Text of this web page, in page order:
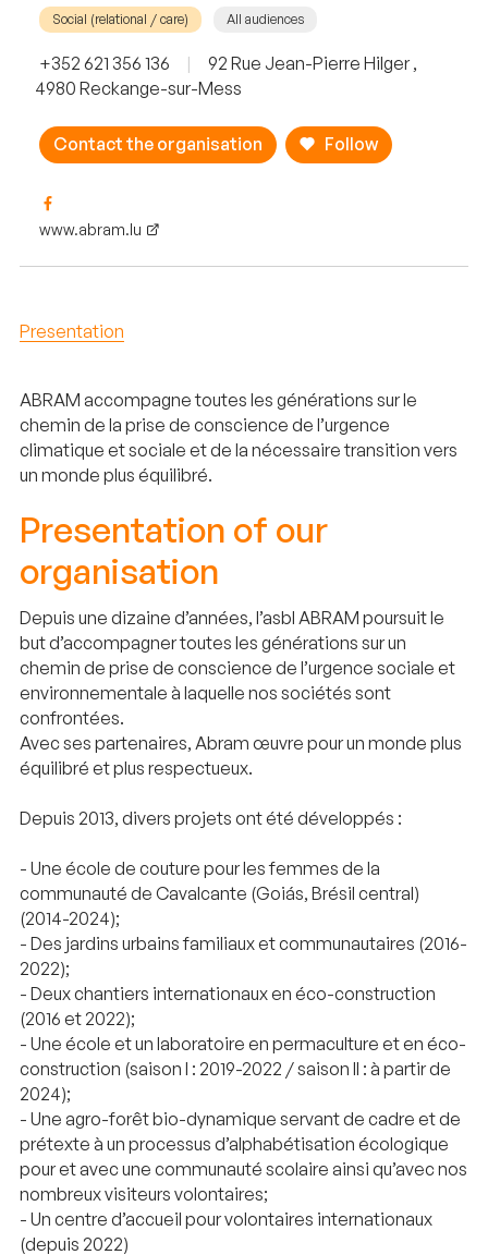
Social (relational / care) All audiences
+352 621 356 136 |
92 Rue Jean-Pierre Hilger ,
4980 Reckange-sur-Mess
Contact the organisation Follow
www.abram.lu
Presentation
ABRAM accompagne toutes les générations sur le
chemin de la prise de conscience de l’urgence
climatique et sociale et de la nécessaire transition vers
un monde plus équilibré.
Presentation of our
organisation
Depuis une dizaine d’années, l’asbl ABRAM poursuit le
but d’accompagner toutes les générations sur un
chemin de prise de conscience de l’urgence sociale et
environnementale à laquelle nos sociétés sont
confrontées.
Avec ses partenaires, Abram œuvre pour un monde plus
équilibré et plus respectueux.
Depuis 2013, divers projets ont été développés :
- Une école de couture pour les femmes de la
communauté de Cavalcante (Goiás, Brésil central)
(2014-2024);
- Des jardins urbains familiaux et communautaires (2016-
2022);
- Deux chantiers internationaux en éco-construction
(2016 et 2022);
- Une école et un laboratoire en permaculture et en éco-
construction (saison I : 2019-2022 / saison II : à partir de
2024);
- Une agro-forêt bio-dynamique servant de cadre et de
prétexte à un processus d’alphabétisation écologique
pour et avec une communauté scolaire ainsi qu’avec nos
nombreux visiteurs volontaires;
- Un centre d’accueil pour volontaires internationaux
(depuis 2022)